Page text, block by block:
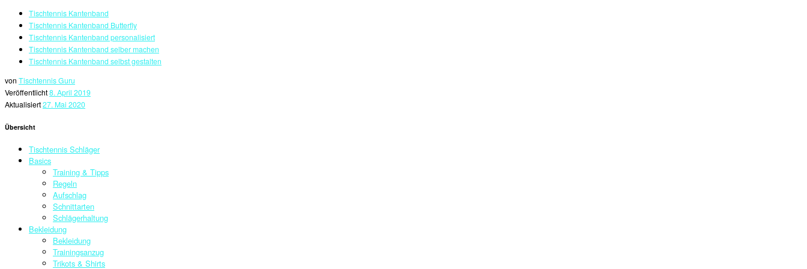
Tischtennis Kantenband
Tischtennis Kantenband Butterfly
Tischtennis Kantenband personalisiert
Tischtennis Kantenband selber machen
Tischtennis Kantenband selbst gestalten
von Tischtennis Guru
Veröffentlicht8. April 2019
Aktualisiert27. Mai 2020
Übersicht
Tischtennis Schläger
Basics
Training & Tipps
Regeln
Aufschlag
Schnittarten
Schlägerhaltung
Bekleidung
Bekleidung
Trainingsanzug
Trikots & Shirts